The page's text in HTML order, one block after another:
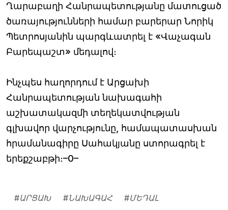
Ղարաբաղի Հանրապետությանը մատուցած
ծառայությունների համար բարերար Նորիկ
Պետրոսյանին պարգևատրել է «Վաչագան
Բարեպաշտ» մեդալով։
Ինչպես հաղորդում է Արցախի
Հանրապետության նախագահի
աշխատակազմի տեղեկատվության
գլխավոր վարչությունը, համապատասխան
հրամանագիրը Սահակյանը ստորագրել է
երեքշաբթի։–0–
#ԱՐՑԱԽ #ՆԱԽԱԳԱՀ #ՄԵԴԱԼ